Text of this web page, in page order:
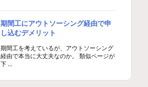
期間工にアウトソーシング経由で申
し込むデメリット
期間工を考えているが、アウトソーシング
経由で本当に大丈夫なのか。 類似ページが
下 ...